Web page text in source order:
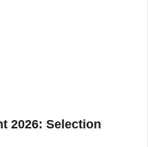
2026: Selection